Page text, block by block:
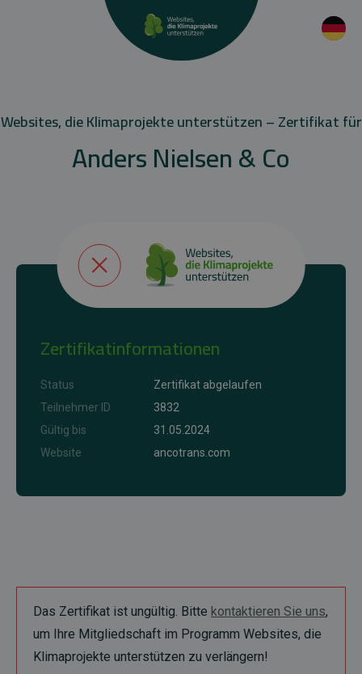
Websites, die Klimaprojekte unterstützen – Zertifikat für
Anders Nielsen & Co
Zertifikatinformationen
Status
Zertifikat abgelaufen
Teilnehmer ID
3832
Gültig bis
31.05.2024
Website
ancotrans.com
Das Zertifikat ist ungültig. Bitte kontaktieren Sie uns,
um Ihre Mitgliedschaft im Programm Websites, die
Klimaprojekte unterstützen zu verlängern!